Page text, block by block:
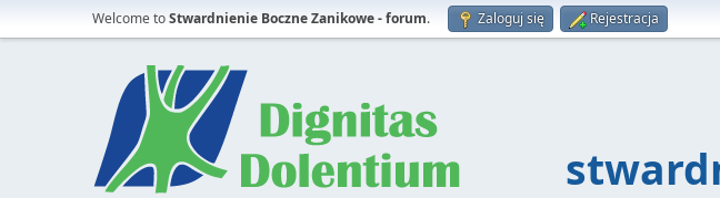
Welcome toStwardnienie Boczne Zanikowe - forum. Zaloguj się Rejestracja